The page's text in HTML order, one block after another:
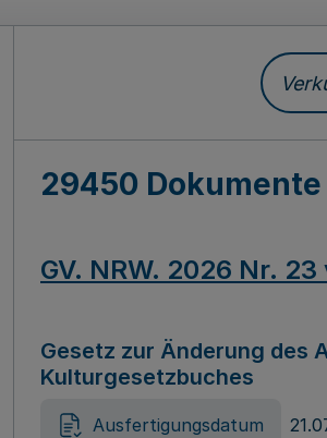
29450 Dokumente
GV. NRW. 2026 Nr.
Gesetz zur Änderung des
Kulturgesetzbuches
Ausfertigungsdatum